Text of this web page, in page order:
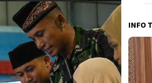
INFO